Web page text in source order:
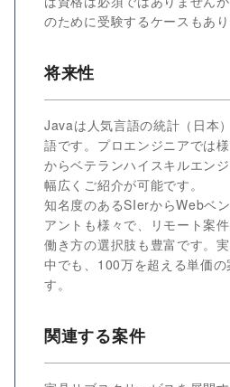
のために受験するケースもあり
将来性
Javaは人気言語の統計（日本
語です。プロエンジニアでは
からベテランハイスキルエン
幅広くご紹介が可能です。
知名度のあるSIerからWebベ
アントも様々で、リモート案
働き方の選択肢も豊富です。
中でも、100万を超える単価の
す。
関連する案件